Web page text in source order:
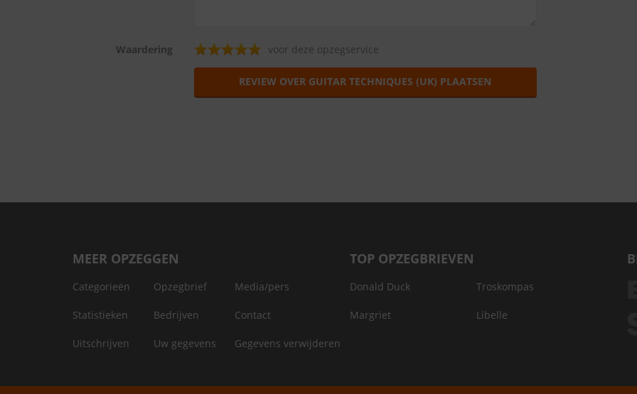
Waardering voor deze opzegservice
REVIEW OVER GUITAR TECHNIQUES (UK) PLAATSEN
MEER OPZEGGEN
Categorieën Opzegbrief Media/pers
Statistieken Bedrijven Contact
Uitschrijven Uw gegevens Gegevens verwijderen
TOP OPZEGBRIEVEN
Donald Duck Troskompas
Margriet Libelle